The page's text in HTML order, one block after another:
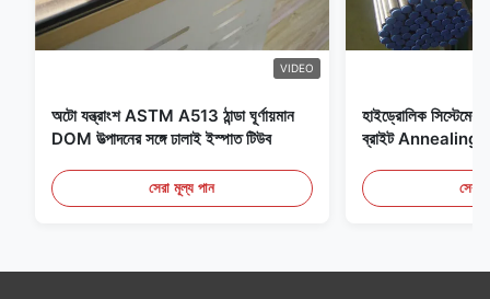
VIDEO
অটো যন্ত্রাংশ ASTM A513 ঠান্ডা ঘূর্ণায়মান
DOM উত্পাদনের সঙ্গে ঢালাই ইস্পাত টিউব
সেরা মূল্য পান
হাইড্রোলিক সিস্টেমের
ব্রাইট Annealing
সেরা